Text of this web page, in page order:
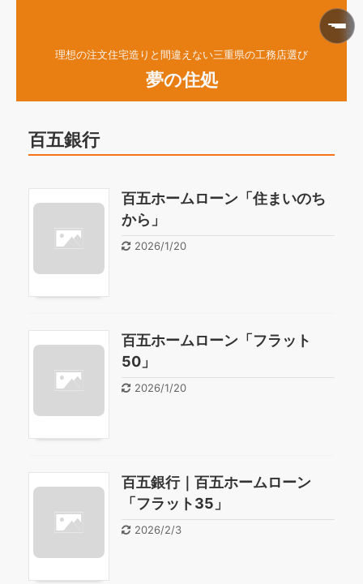
理想の注文住宅造りと間違えない三重県の工務店選び
夢の住処
百五銀行
百五ホームローン「住まいのち
から」
2026/1/20
百五ホームローン「フラット
50」
2026/1/20
百五銀行｜百五ホームローン
「フラット35」
2026/2/3